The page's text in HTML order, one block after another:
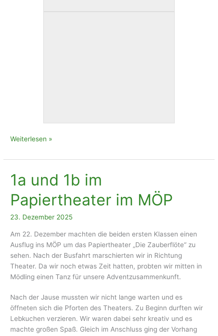
2a:
Spurensuche
Haus
Meeres
Weiterlesen »
1a und 1b im
Papiertheater im MÖP
23. Dezember 2025
Am 22. Dezember machten die beiden ersten Klassen einen
Ausflug ins MÖP um das Papiertheater „Die Zauberflöte“ zu
sehen. Nach der Busfahrt marschierten wir in Richtung
Theater. Da wir noch etwas Zeit hatten, probten wir mitten in
Mödling einen Tanz für unsere Adventzusammenkunft.
Nach der Jause mussten wir nicht lange warten und es
öffneten sich die Pforten des Theaters. Zu Beginn durften wir
Lebkuchen verzieren. Wir waren dabei sehr kreativ und es
machte großen Spaß. Gleich im Anschluss ging der Vorhang